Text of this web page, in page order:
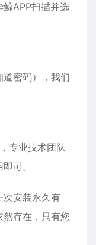
APP扫描并选
密码），我们
专业技术团队
可。
次安装永久有
存在，只有您